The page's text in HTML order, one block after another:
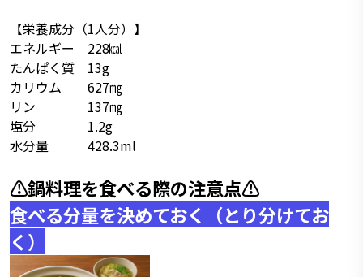
【栄養成分（1人分）】
エネルギー 228㎉
たんぱく質 13g
カリウム 627㎎
リン 137㎎
塩分 1.2g
水分量 428.3ml
⚠️鍋料理を食べる際の注意点⚠️
食べる分量を決めておく（とり分けてお
く）